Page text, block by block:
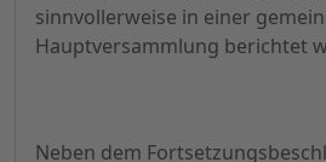
sinnvollerweise in einer
Hauptversammlung berichtet
Neben dem